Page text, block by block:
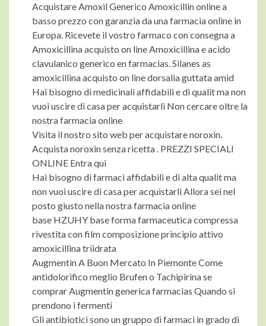
Acquistare Amoxil Generico Amoxicillin online a
basso prezzo con garanzia da una farmacia online in
Europa. Ricevete il vostro farmaco con consegna a
Amoxicillina acquisto on line Amoxicillina e acido
clavulanico generico en farmacias. Silanes as
amoxicillina acquisto on line dorsalia guttata amid
Hai bisogno di medicinali affidabili e di qualit ma non
vuoi uscire di casa per acquistarli Non cercare oltre la
nostra farmacia online
Visita il nostro sito web per acquistare noroxin.
Acquista noroxin senza ricetta . PREZZI SPECIALI
ONLINE Entra qui
Hai bisogno di farmaci affidabili e di alta qualit ma
non vuoi uscire di casa per acquistarli Allora sei nel
posto giusto nella nostra farmacia online
base HZUHY base forma farmaceutica compressa
rivestita con film composizione principio attivo
amoxicillina triidrata
Augmentin A Buon Mercato In Piemonte Come
antidolorifico meglio Brufen o Tachipirina se
comprar Augmentin generica farmacias Quando si
prendono i fermenti
Gli antibiotici sono un gruppo di farmaci in grado di